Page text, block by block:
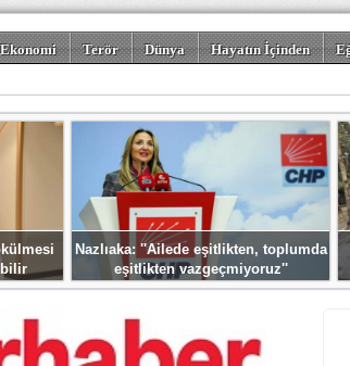
Ekonomi Terör Dünya Hayatın İçinden
Nazlıaka: ''Ailede eşitlikten, toplumda
eşitlikten vazgeçmiyoruz''